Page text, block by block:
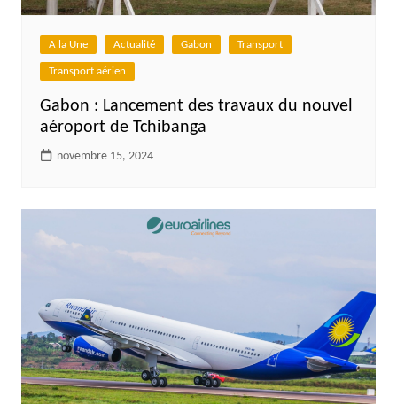
A la Une Actualité Gabon Transport
Transport aérien
Gabon : Lancement des travaux du nouvel
aéroport de Tchibanga
novembre 15, 2024